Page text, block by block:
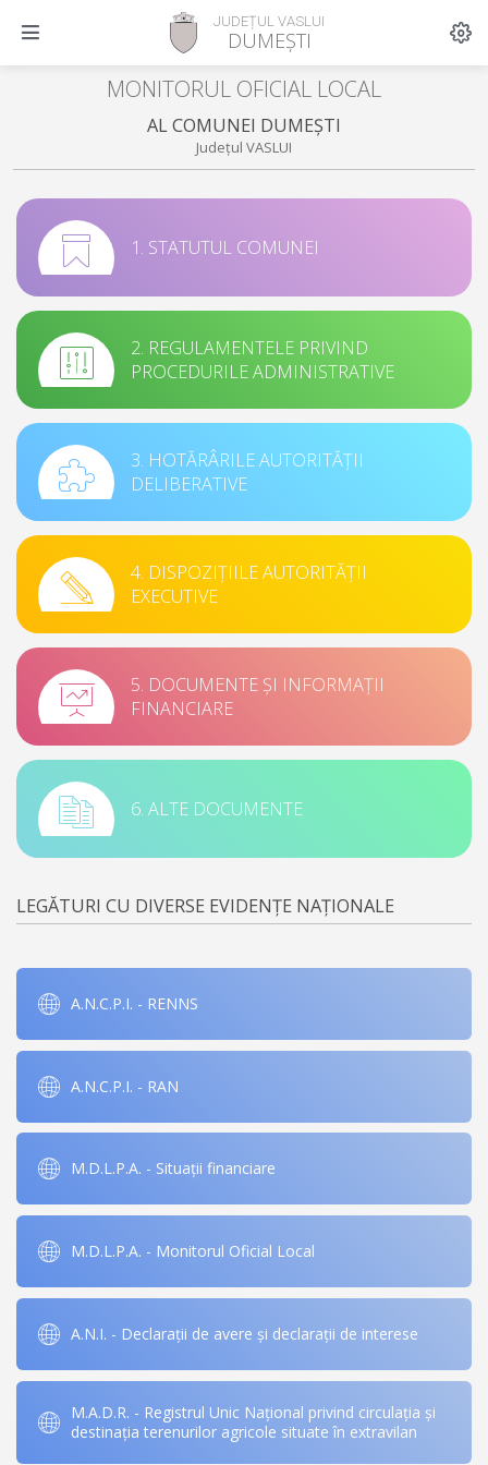
JUDEȚUL VASLUI
DUMEȘTI
MONITORUL OFICIAL LOCAL
AL COMUNEI DUMEȘTI
Județul VASLUI
1. STATUTUL COMUNEI
2. REGULAMENTELE PRIVIND
PROCEDURILE ADMINISTRATIVE
3. HOTĂRÂRILE AUTORITĂȚII
DELIBERATIVE
4. DISPOZIȚIILE AUTORITĂȚII
EXECUTIVE
5. DOCUMENTE ȘI INFORMAȚII
FINANCIARE
6. ALTE DOCUMENTE
LEGĂTURI CU DIVERSE EVIDENȚE NAȚIONALE
A.N.C.P.I. - RENNS
A.N.C.P.I. - RAN
M.D.L.P.A. - Situații financiare
M.D.L.P.A. - Monitorul Oficial Local
A.N.I. - Declarații de avere și declarații de interese
M.A.D.R. - Registrul Unic Național privind circulația și
destinația terenurilor agricole situate în extravilan